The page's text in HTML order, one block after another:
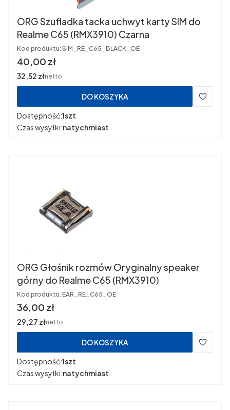
ORG Szufladka tacka uchwyt karty SIM do
Realme C65 (RMX3910) Czarna
Kod produktu: SIM_RE_C65_BLACK_OE
Cena
40,00 zł
Cena
32,52 złnetto
DO KOSZYKA
Dostępność:1szt
Czas wysyłki:natychmiast
ORG Głośnik rozmów Oryginalny speaker
górny do Realme C65 (RMX3910)
Kod produktu: EAR_RE_C65_OE
Cena
36,00 zł
Cena
29,27 złnetto
DO KOSZYKA
Dostępność:1szt
Czas wysyłki:natychmiast